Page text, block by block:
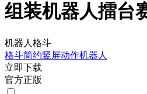
组装机器人擂台
机器人格斗
格斗简约竖屏动作机器人
立即下载
官方正版